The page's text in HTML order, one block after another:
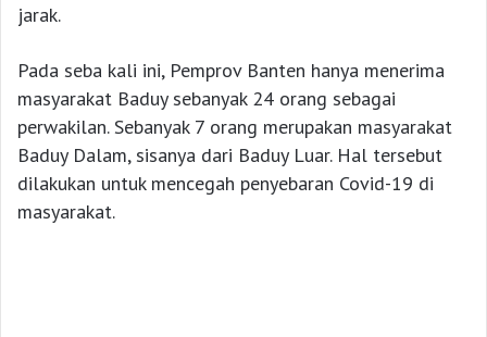
jarak.
Pada seba kali ini, Pemprov Banten hanya menerima
masyarakat Baduy sebanyak 24 orang sebagai
perwakilan. Sebanyak 7 orang merupakan masyarakat
Baduy Dalam, sisanya dari Baduy Luar. Hal tersebut
dilakukan untuk mencegah penyebaran Covid-19 di
masyarakat.